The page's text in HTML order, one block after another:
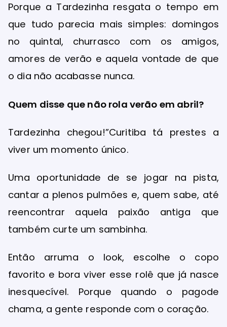
Porque a Tardezinha resgata o tempo em
que tudo parecia mais simples: domingos
no quintal, churrasco com os amigos,
amores de verão e aquela vontade de que
o dia não acabasse nunca.
Quem disse que não rola verão em abril?
Tardezinha chegou!”Curitiba tá prestes a
viver um momento único.
Uma oportunidade de se jogar na pista,
cantar a plenos pulmões e, quem sabe, até
reencontrar aquela paixão antiga que
também curte um sambinha.
Então arruma o look, escolhe o copo
favorito e bora viver esse rolê que já nasce
inesquecível. Porque quando o pagode
chama, a gente responde com o coração.